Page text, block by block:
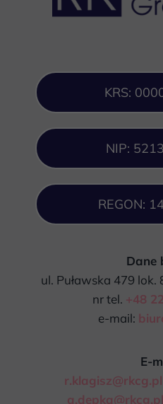
KRS:
NIP:
REGON:
Dane
ul. Puławska 479
nr tel. +48
e-mail:
E-
r.klagisz@rkcg.pl
a.depka@rkcg.pl